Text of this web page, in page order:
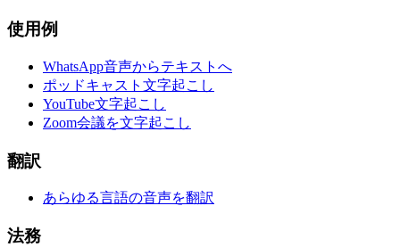
使用例
WhatsApp音声からテキストへ
ポッドキャスト文字起こし
YouTube文字起こし
Zoom会議を文字起こし
翻訳
あらゆる言語の音声を翻訳
法務